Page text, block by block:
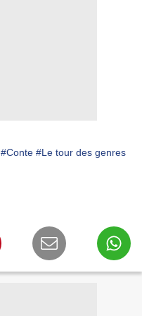
#Conte #Le tour des genres